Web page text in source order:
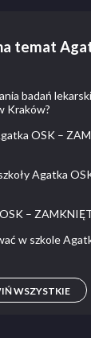
temat
badań
Kraków?
OSK –
Agatka
–
Polska
w szkole
WSZYSTKIE